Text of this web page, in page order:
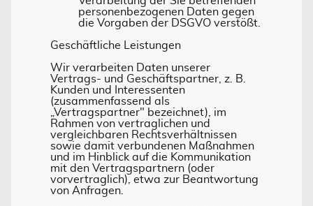
personenbezogenen Daten gegen
die Vorgaben der DSGVO verstößt.
Geschäftliche Leistungen
Wir verarbeiten Daten unserer
Vertrags- und Geschäftspartner, z. B.
Kunden und Interessenten
(zusammenfassend als
„Vertragspartner" bezeichnet), im
Rahmen von vertraglichen und
vergleichbaren Rechtsverhältnissen
sowie damit verbundenen Maßnahmen
und im Hinblick auf die Kommunikation
mit den Vertragspartnern (oder
vorvertraglich), etwa zur Beantwortung
von Anfragen.